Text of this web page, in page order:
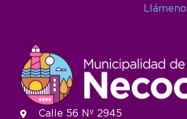
Calle 56 Nº 2945